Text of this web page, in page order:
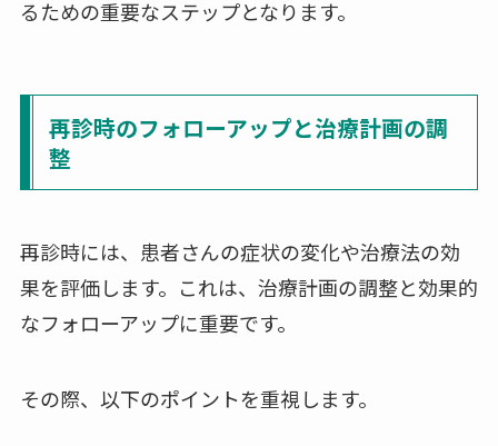
るための重要なステップとなります。
再診時のフォローアップと治療計画の調
整
再診時には、患者さんの症状の変化や治療法の効
果を評価します。これは、治療計画の調整と効果的
なフォローアップに重要です。
その際、以下のポイントを重視します。